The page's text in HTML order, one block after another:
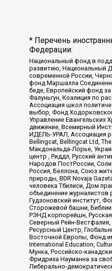
* Перечень
Федерации:
Национальный фонд в
развитию, Национальный
современной России,
фонд Маршалла
беде, Европейский фонд
Фалуньгун, Коалиция по
Ассоциация школ
выбор, Фонд
Управление
движение, Всемирный
ИДЕЛЬ-УРАЛ, Ассоциация
Bellingcat, Bellingcat Ltd,
Макдональда-Лорье,
центр , Риддл, Русский
Народов ПостРоссии,
Россия, Беллона, Союз
природы, BDR Novaja
человека Тбилиси, Дом
объединение
Гудзоновский институт,
Сторожевой башни, Библии
РЭНД корпорейшн,
Северный Рейн-
Ресурсный Центр,
Восточной Европы, Фонд
International Education,
Мунка, Российско-
Фридриха Науманна за
Либерально-